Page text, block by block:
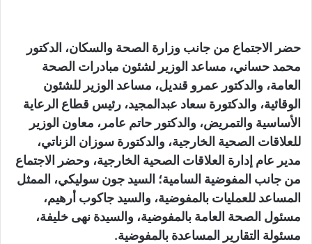
حضر الاجتماع من جانب وزارة الصحة والسكان، الدكتور
محمد حساني، مساعد الوزير لشئون مبادرات الصحة
العامة، والدكتور عمرو قنديل، مساعد الوزير للشئون
الوقائية، والدكتورة سعاد عبدالمجيد، رئيس قطاع الرعاية
الأساسية والتمريض، والدكتور حاتم عامر، معاون الوزير
للعلاقات الصحية الخارجية، والدكتورة سوزان الزناتي،
مدير عام إدارة العلاقات الصحية الخارجية، وحضر الاجتماع
من جانب المفوضية السامية؛ السيد جون سوليكي، الممثل
المساعد للعمليات بالمفوضية، والسيد جاكوب أرهيم،
مسئول الصحة العامة بالمفوضية، والسيدة نهى خليفة،
مسئولة التقارير المساعدة بالمفوضية.